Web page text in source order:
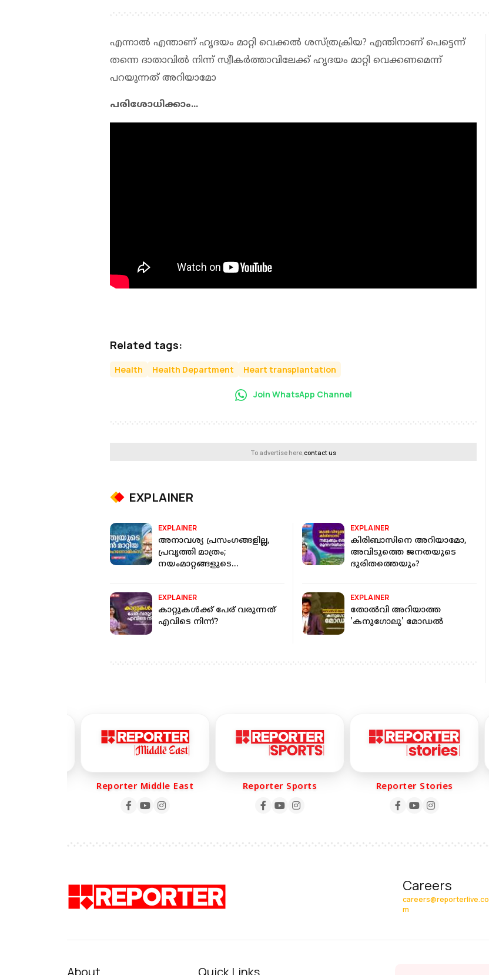
എന്നാൽ എന്താണ് ഹൃദയം മാറ്റി വെക്കൽ ശസ്ത്രക്രിയ? എന്തിനാണ് പെട്ടെന്ന്
തന്നെ ദാതാവിൽ നിന്ന് സ്വീകർത്താവിലേക്ക് ഹൃദയം മാറ്റി വെക്കണമെന്ന്
പറയുന്നത് അറിയാമോ
പരിശോധിക്കാം...
Related tags:
Health Health Department Heart transplantation
Join WhatsApp Channel
To advertise here,contact us
EXPLAINER
EXPLAINER
അനാവശ്യ പ്രസംഗങ്ങളില്ല,
പ്രവൃത്തി മാത്രം;
നയംമാറ്റങ്ങളുടെ
EXPLAINER
കിരിബാസിനെ അറിയാമോ,
അവിടുത്തെ ജനതയുടെ
ദുരിതത്തെയും?
EXPLAINER
കാറ്റുകൾക്ക് പേര് വരുന്നത്
എവിടെ നിന്ന്?
EXPLAINER
തോൽവി അറിയാത്ത
'കനുഗോലു' മോഡൽ
Reporter Middle East Reporter Sports Reporter Stories
Careers
careers@reporterlive.co
m